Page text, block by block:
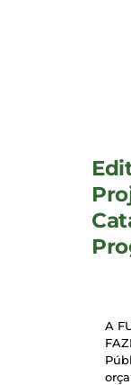
A